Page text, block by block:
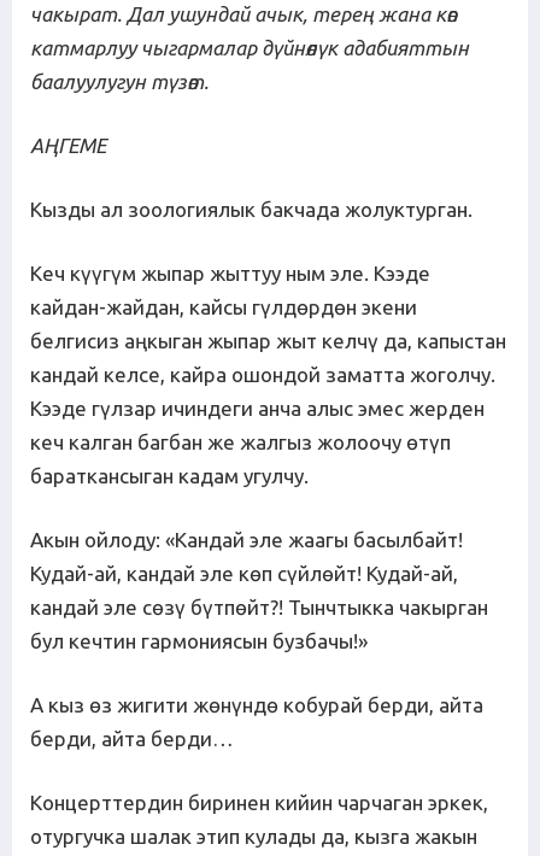
чакырат. Дал ушундай ачык, терең жана көп
катмарлуу чыгармалар дүйнөлүк адабияттын
баалуулугун түзөт.
АҢГЕМЕ
Кызды ал зоологиялык бакчада жолуктурган.
Кеч күүгүм жыпар жыттуу ным эле. Кээде
кайдан-жайдан, кайсы гүлдөрдөн экени
белгисиз аңкыган жыпар жыт келчү да, капыстан
кандай келсе, кайра ошондой заматта жоголчу.
Кээде гүлзар ичиндеги анча алыс эмес жерден
кеч калган багбан же жалгыз жолоочу өтүп
бараткансыган кадам угулчу.
Акын ойлоду: «Кандай эле жаагы басылбайт!
Кудай-ай, кандай эле көп сүйлөйт! Кудай-ай,
кандай эле сөзү бүтпөйт?! Тынчтыкка чакырган
бул кечтин гармониясын бузбачы!»
А кыз өз жигити жөнүндө кобурай берди, айта
берди, айта берди…
Концерттердин биринен кийин чарчаган эркек,
отургучка шалак этип кулады да, кызга жакын